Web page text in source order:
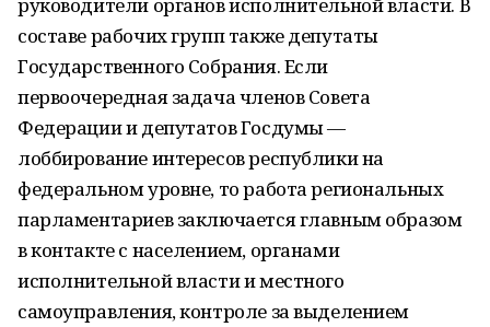
составе рабочих групп также депутаты
Государственного Собрания. Если
первоочередная задача членов Совета
Федерации и депутатов Госдумы —
лоббирование интересов республики на
федеральном уровне, то работа региональных
парламентариев заключается главным образом
в контакте с населением, органами
исполнительной власти и местного
самоуправления, контроле за выделением